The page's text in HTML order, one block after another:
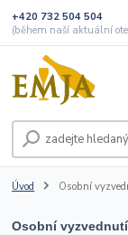
+420 732 504 504
(během naší aktuální
Úvod Osobní
Osobní